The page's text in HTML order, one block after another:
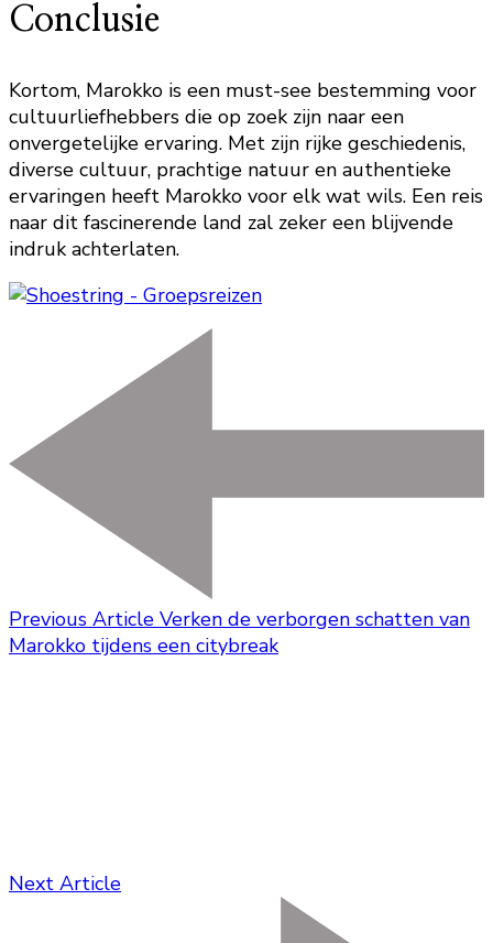
Conclusie
Kortom, Marokko is een must-see bestemming voor
cultuurliefhebbers die op zoek zijn naar een
onvergetelijke ervaring. Met zijn rijke geschiedenis,
diverse cultuur, prachtige natuur en authentieke
ervaringen heeft Marokko voor elk wat wils. Een reis
naar dit fascinerende land zal zeker een blijvende
indruk achterlaten.
Previous Article Verken de verborgen schatten van
Marokko tijdens een citybreak
Next Article